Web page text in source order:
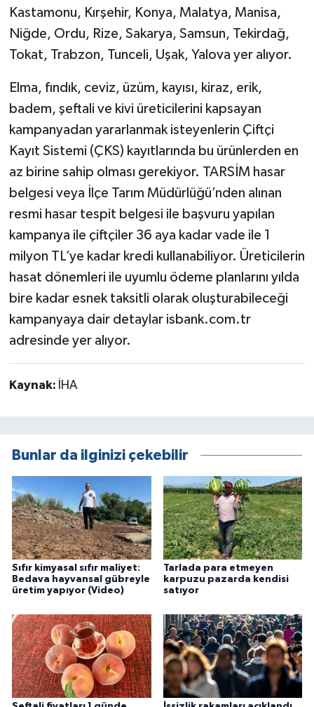
Kastamonu, Kırşehir, Konya, Malatya, Manisa,
Niğde, Ordu, Rize, Sakarya, Samsun, Tekirdağ,
Tokat, Trabzon, Tunceli, Uşak, Yalova yer alıyor.
Elma, fındık, ceviz, üzüm, kayısı, kiraz, erik,
badem, şeftali ve kivi üreticilerini kapsayan
kampanyadan yararlanmak isteyenlerin Çiftçi
Kayıt Sistemi (ÇKS) kayıtlarında bu ürünlerden en
az birine sahip olması gerekiyor. TARSİM hasar
belgesi veya İlçe Tarım Müdürlüğü’nden alınan
resmi hasar tespit belgesi ile başvuru yapılan
kampanya ile çiftçiler 36 aya kadar vade ile 1
milyon TL’ye kadar kredi kullanabiliyor. Üreticilerin
hasat dönemleri ile uyumlu ödeme planlarını yılda
bire kadar esnek taksitli olarak oluşturabileceği
kampanyaya dair detaylar isbank.com.tr
adresinde yer alıyor.
Kaynak: İHA
Bunlar da ilginizi çekebilir
Sıfır kimyasal sıfır maliyet:
Bedava hayvansal gübreyle
üretim yapıyor (Video)
Tarlada para etmeyen
karpuzu pazarda kendisi
satıyor